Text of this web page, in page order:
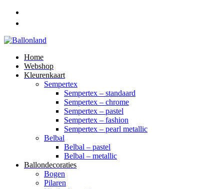
Home
Webshop
Kleurenkaart
Sempertex
Sempertex – standaard
Sempertex – chrome
Sempertex – pastel
Sempertex – fashion
Sempertex – pearl metallic
Belbal
Belbal – pastel
Belbal – metallic
Ballondecoraties
Bogen
Pilaren